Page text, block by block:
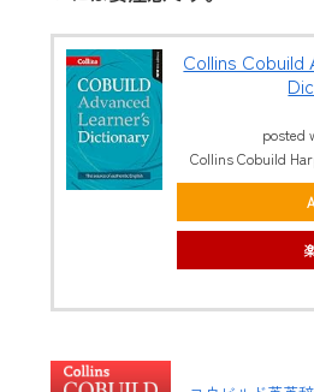
Collins Cobuild
posted
Collins Cobuild